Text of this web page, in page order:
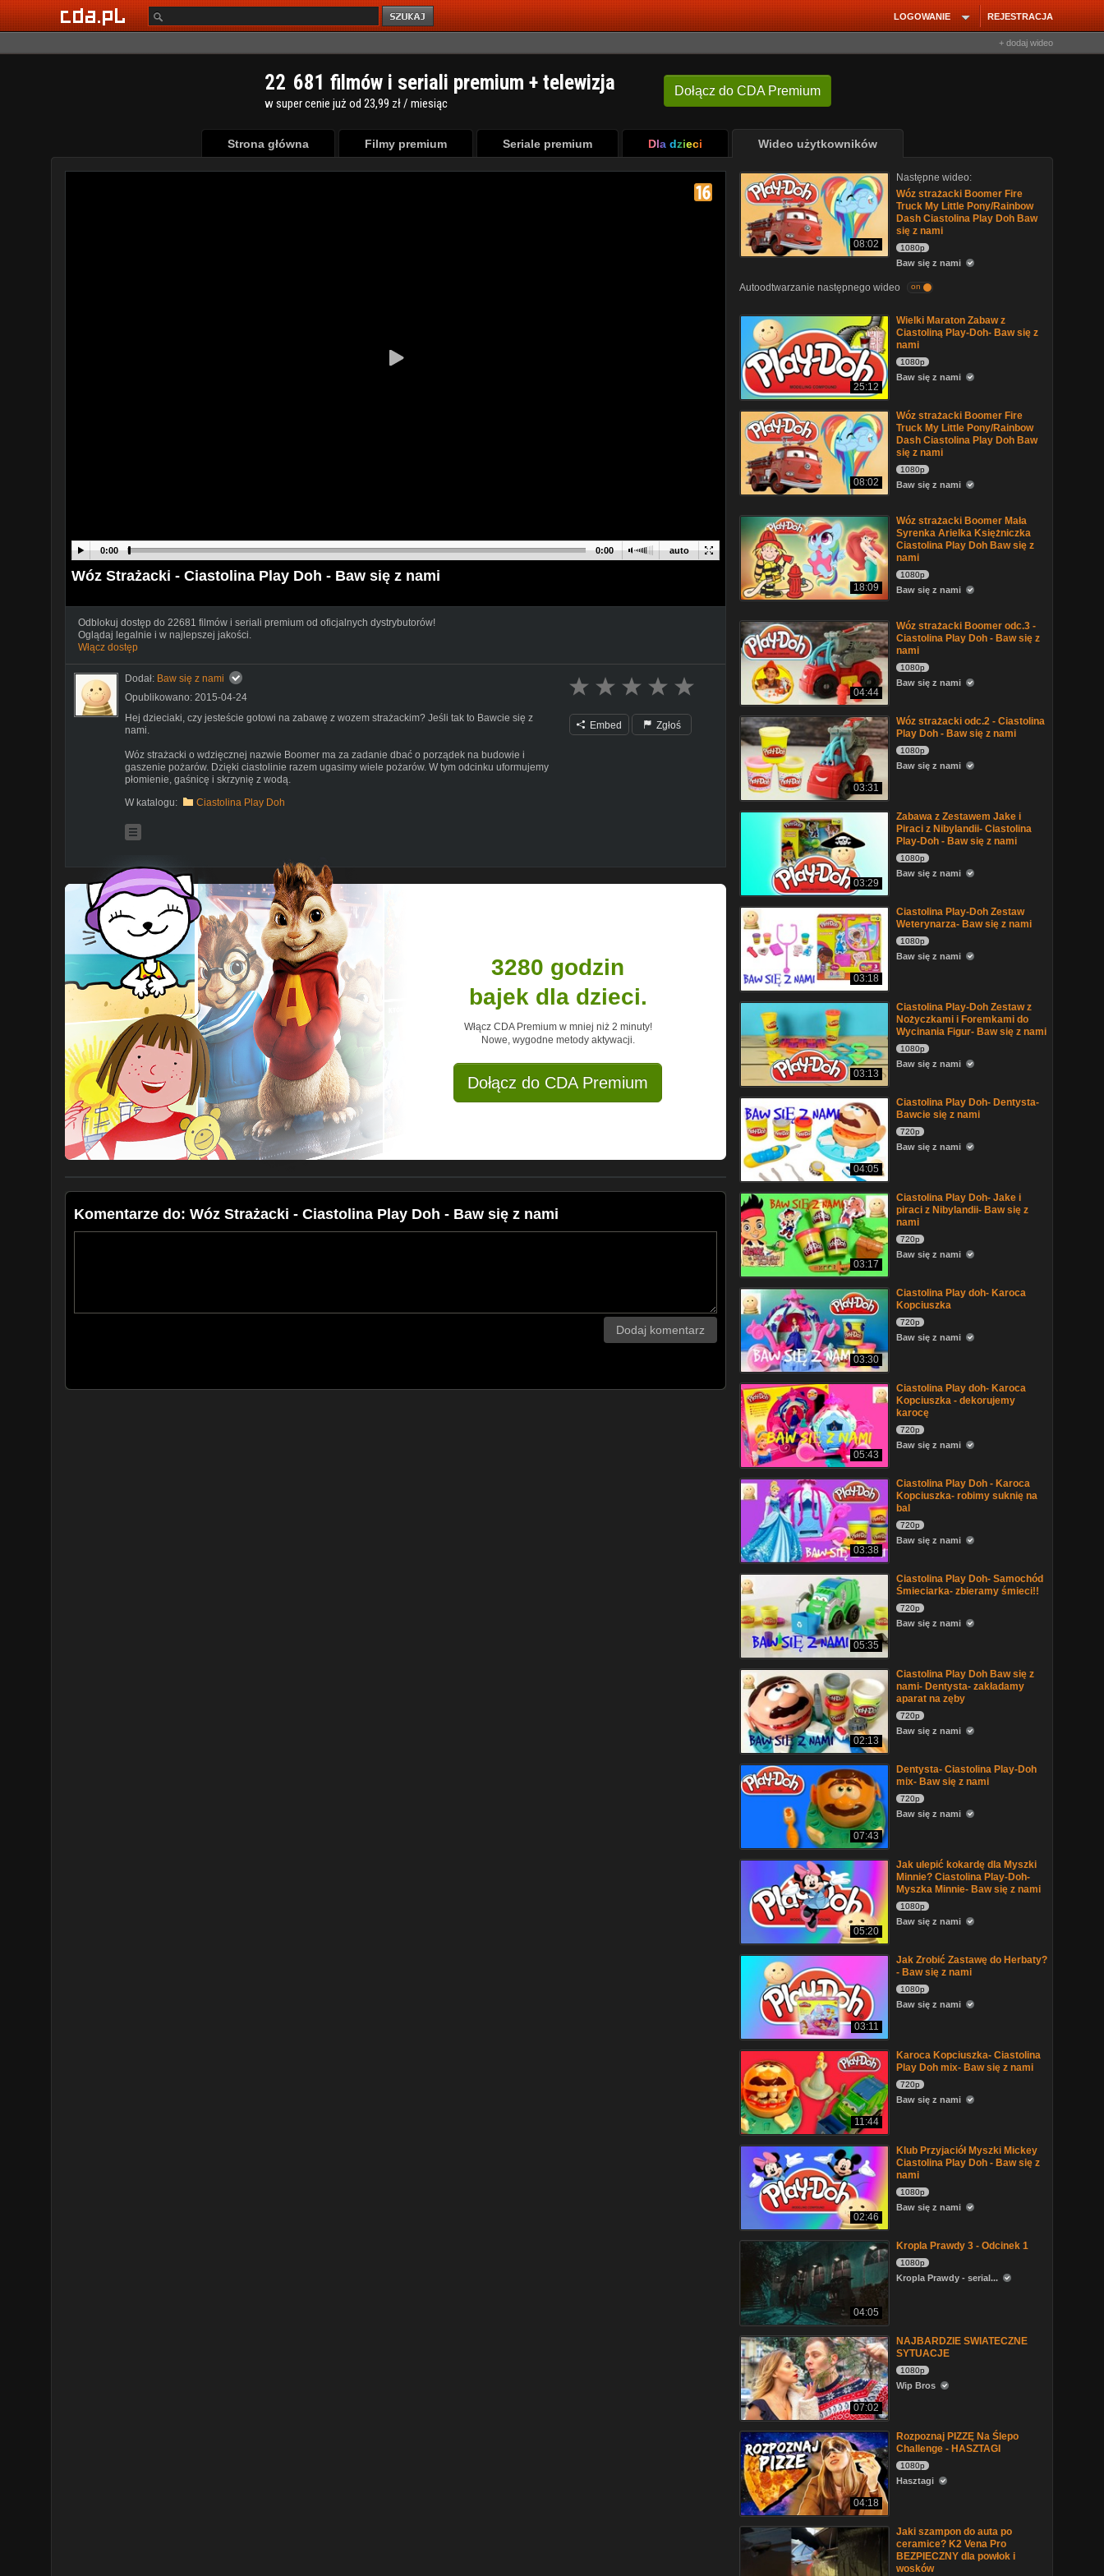
REJESTRACJA
LOGOWANIE
+ dodaj wideo
Dołącz do CDA Premium
22 681 filmów i seriali premium + telewizja
w super cenie już od 23,99 zł / miesiąc
Strona główna Filmy premium Seriale premium Dla dzieci Wideo użytkowników
auto
0:00 0:00
Wóz Strażacki - Ciastolina Play Doh - Baw się z nami
Odblokuj dostęp do 22681 filmów i seriali premium od oficjalnych dystrybutorów!
Oglądaj legalnie i w najlepszej jakości.
Włącz dostęp
Dodał: Baw się z nami
Opublikowano: 2015-04-24
Hej dzieciaki, czy jesteście gotowi na zabawę z wozem strażackim? Jeśli tak to Bawcie się z
nami.
Wóz strażacki o wdzięcznej nazwie Boomer ma za zadanie dbać o porządek na budowie i
gaszenie pożarów. Dzięki ciastolinie razem ugasimy wiele pożarów. W tym odcinku uformujemy
płomienie, gaśnicę i skrzynię z wodą.
W katalogu:
Ciastolina Play Doh
Embed Zgłoś
3280 godzin
bajek dla dzieci.
Włącz CDA Premium w mniej niż 2 minuty!
Nowe, wygodne metody aktywacji.
Dołącz do CDA Premium
Komentarze do: Wóz Strażacki - Ciastolina Play Doh - Baw się z nami
Dodaj komentarz
08:02
Następne wideo:
Wóz strażacki Boomer Fire
Truck My Little Pony/Rainbow
Dash Ciastolina Play Doh Baw
się z nami
1080p
Baw się z nami
Autoodtwarzanie następnego wideo on
25:12
Wielki Maraton Zabaw z
Ciastoliną Play-Doh- Baw się z
nami
1080p
Baw się z nami
08:02
Wóz strażacki Boomer Fire
Truck My Little Pony/Rainbow
Dash Ciastolina Play Doh Baw
się z nami
1080p
Baw się z nami
18:09
Wóz strażacki Boomer Mała
Syrenka Arielka Księżniczka
Ciastolina Play Doh Baw się z
nami
1080p
Baw się z nami
04:44
Wóz strażacki Boomer odc.3 -
Ciastolina Play Doh - Baw się z
nami
1080p
Baw się z nami
03:31
Wóz strażacki odc.2 - Ciastolina
Play Doh - Baw się z nami
1080p
Baw się z nami
03:29
Zabawa z Zestawem Jake i
Piraci z Nibylandii- Ciastolina
Play-Doh - Baw się z nami
1080p
Baw się z nami
03:18
Ciastolina Play-Doh Zestaw
Weterynarza- Baw się z nami
1080p
Baw się z nami
03:13
Ciastolina Play-Doh Zestaw z
Nożyczkami i Foremkami do
Wycinania Figur- Baw się z nami
1080p
Baw się z nami
04:05
Ciastolina Play Doh- Dentysta-
Bawcie się z nami
720p
Baw się z nami
03:17
Ciastolina Play Doh- Jake i
piraci z Nibylandii- Baw się z
nami
720p
Baw się z nami
03:30
Ciastolina Play doh- Karoca
Kopciuszka
720p
Baw się z nami
05:43
Ciastolina Play doh- Karoca
Kopciuszka - dekorujemy
karocę
720p
Baw się z nami
03:38
Ciastolina Play Doh - Karoca
Kopciuszka- robimy suknię na
bal
720p
Baw się z nami
05:35
Ciastolina Play Doh- Samochód
Śmieciarka- zbieramy śmieci!!
720p
Baw się z nami
02:13
Ciastolina Play Doh Baw się z
nami- Dentysta- zakładamy
aparat na zęby
720p
Baw się z nami
07:43
Dentysta- Ciastolina Play-Doh
mix- Baw się z nami
720p
Baw się z nami
05:20
Jak ulepić kokardę dla Myszki
Minnie? Ciastolina Play-Doh-
Myszka Minnie- Baw się z nami
1080p
Baw się z nami
03:11
Jak Zrobić Zastawę do Herbaty?
- Baw się z nami
1080p
Baw się z nami
11:44
Karoca Kopciuszka- Ciastolina
Play Doh mix- Baw się z nami
720p
Baw się z nami
02:46
Klub Przyjaciół Myszki Mickey
Ciastolina Play Doh - Baw się z
nami
1080p
Baw się z nami
04:05
Kropla Prawdy 3 - Odcinek 1
1080p
Kropla Prawdy - serial...
07:02
NAJBARDZIE SWIATECZNE
SYTUACJE
1080p
Wip Bros
04:18
Rozpoznaj PIZZĘ Na Ślepo
Challenge - HASZTAGI
1080p
Hasztagi
Jaki szampon do auta po
ceramice? K2 Vena Pro
BEZPIECZNY dla powłok i
wosków